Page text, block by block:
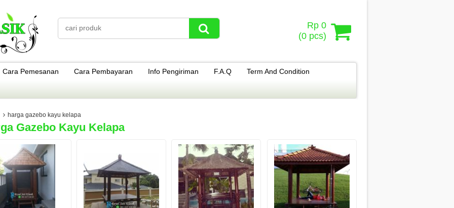
Rp 0
(0 pcs)
Cara Pemesanan Cara Pembayaran Info Pengiriman F.A.Q Term And Condition
harga gazebo kayu kelapa
Gazebo Kayu Kelapa